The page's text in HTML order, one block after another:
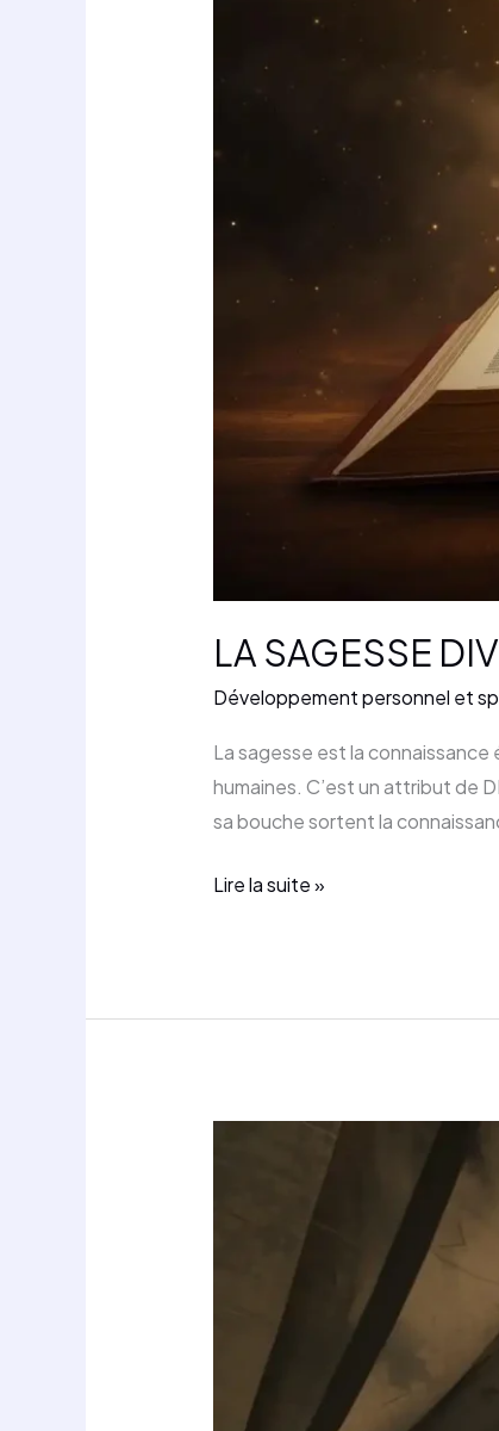
LA SAGESSE
Développement personnel et
La sagesse est la connaissance
humaines. C’est un attribut de
sa bouche sortent la
LA
Lire la suite »